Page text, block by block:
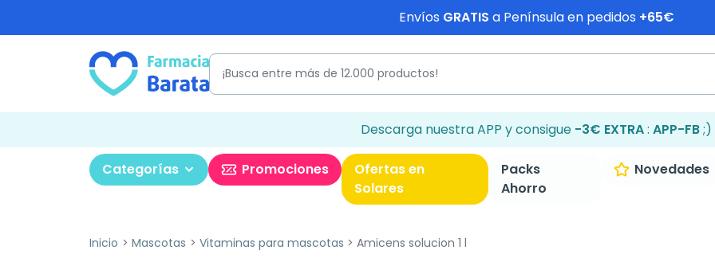
Envíos GRATIS a Península en pedidos +65€
Descarga nuestra APP y consigue -3€ EXTRA: APP-FB;)
Categorías Promociones
Ofertas en
Solares
Packs
Ahorro
Novedades
Inicio Mascotas Vitaminas para mascotas Amicens solucion 1 l